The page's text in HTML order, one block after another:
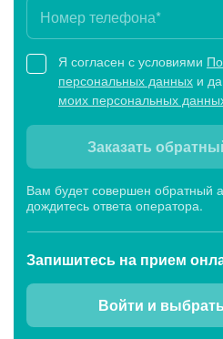
Я согласен с условиями
персональных данных и
моих персональных
Заказать
Вам будет совершен обратный
дождитесь ответа оператора.
Запишитесь на прием
Войти и